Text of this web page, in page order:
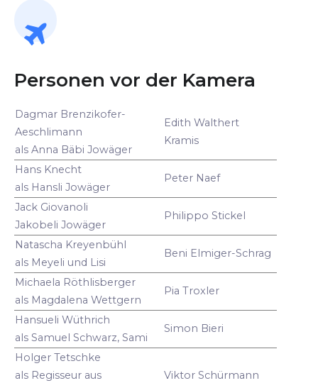
Personen vor der Kamera
Dagmar Brenzikofer-
Aeschlimann
als Anna Bäbi Jowäger
Edith Walthert
Kramis
Hans Knecht
als Hansli Jowäger
Peter Naef
Jack Giovanoli
Jakobeli Jowäger
Philippo Stickel
Natascha Kreyenbühl
als Meyeli und Lisi
Beni Elmiger-Schrag
Michaela Röthlisberger
als Magdalena Wettgern
Pia Troxler
Hansueli Wüthrich
als Samuel Schwarz, Sami
Simon Bieri
Holger Tetschke
als Regisseur aus
Viktor Schürmann